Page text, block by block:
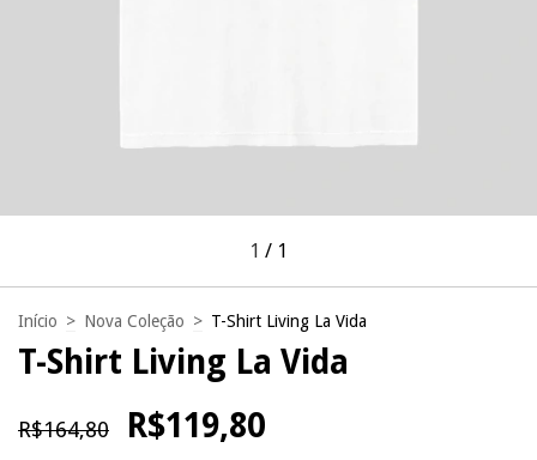
1 / 1
Início > Nova Coleção > T-Shirt Living La Vida
T-Shirt Living La Vida
R$164,80 R$119,80